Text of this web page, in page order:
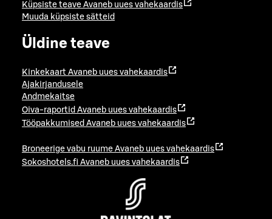
Küpsiste teave Avaneb uues vahekaardis
Muuda küpsiste sätteid
Üldine teave
Kinkekaart Avaneb uues vahekaardis
Ajakirjandusele
Andmekaitse
Oiva-raportid Avaneb uues vahekaardis
Tööpakkumised Avaneb uues vahekaardis
Broneerige vabu ruume Avaneb uues vahekaardis
Sokoshotels.fi Avaneb uues vahekaardis